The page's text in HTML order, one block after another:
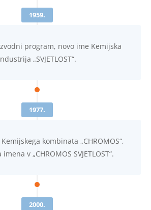
1959.
program, novo ime Kemijska
„SVJETLOST“.
1977.
kombinata „CHROMOS“,
v „CHROMOS SVJETLOST“.
2000.